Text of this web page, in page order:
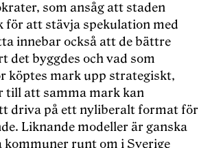
som ansåg att staden
för att stävja spekulation med
innebar också att de bättre
det byggdes och vad som
köptes mark upp strategiskt,
till att samma mark kan
driva på ett nyliberalt format för
Liknande modeller är ganska
kommuner runt om i Sverige